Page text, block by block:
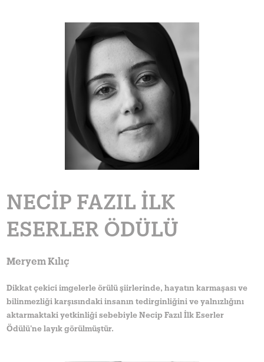
NECIP FAZIL İLK
ESERLER ÖDÜLÜ
Meryem Kılıç
Dikkat çekici imgelerle örülü şiirlerinde, hayatın karmaşası ve
bilinmezliği karşısındaki insanın tedirginliğini ve yalnızlığını
aktarmaktaki yetkinliği sebebiyle Necip Fazıl İlk Eserler
Ödülü’ne layık görülmüştür.